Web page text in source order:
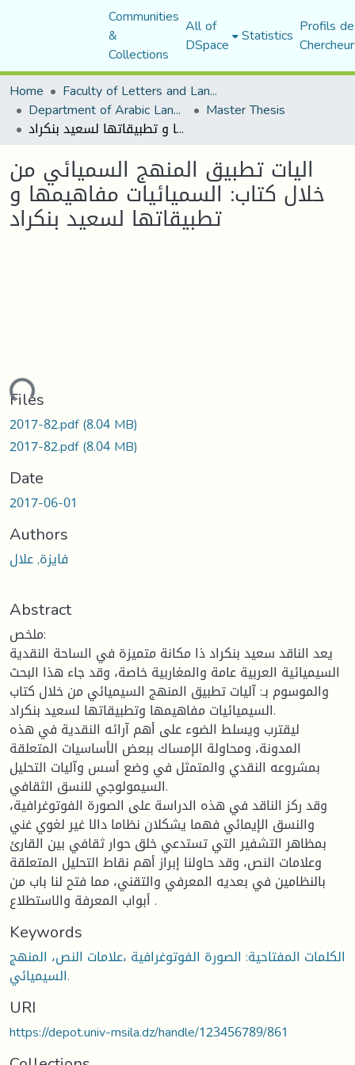
Communities
&
Collections
All of
DSpace Statistics Profils
Home
Faculty of Letters and Languages
Department of Arabic Language and Literature Master Thesis
اليات تطبيق المنهج السميائي من خلال كتاب: السميائيات مفاهيمها و تطبيقاتها لسعيد بنكراد
اليات تطبيق المنهج السميائي من
خلال كتاب: السميائيات مفاهيمها و
تطبيقاتها لسعيد بنكراد
Files
2017-82.pdf(8.04 MB)
2017-82.pdf(8.04 MB)
Date
2017-06-01
Authors
فايزة, علال
Abstract
ملخص:
يعد الناقد سعيد بنكراد ذا مكانة متميزة في الساحة النقدية
السيميائية العربية عامة والمغاربية خاصة، وقد جاء هذا البحث
والموسوم بـ: آليات تطبيق المنهج السيميائي من خلال كتاب
السيميائيات مفاهيمها وتطبيقاتها لسعيد بنكراد.
ليقترب ويسلط الضوء على أهم آرائه النقدية في هذه
المدونة، ومحاولة الإمساك ببعض الأساسيات المتعلقة
بمشروعه النقدي والمتمثل في وضع أسس وآليات التحليل
السيمولوجي للنسق الثقافي.
وقد ركز الناقد في هذه الدراسة على الصورة الفوتوغرافية،
والنسق الإيمائي فهما يشكلان نظاما دالا غير لغوي غني
بمظاهر التشفير التي تستدعي خلق حوار ثقافي بين القارئ
وعلامات النص، وقد حاولنا إبراز أهم نقاط التحليل المتعلقة
بالنظامين في بعديه المعرفي والتقني، مما فتح لنا باب من
أبواب المعرفة والاستطلاع .
Keywords
الكلمات المفتاحية: الصورة الفوتوغرافية ،علامات النص، المنهج
السيميائي.
URI
https://depot.univ-msila.dz/handle/123456789/861